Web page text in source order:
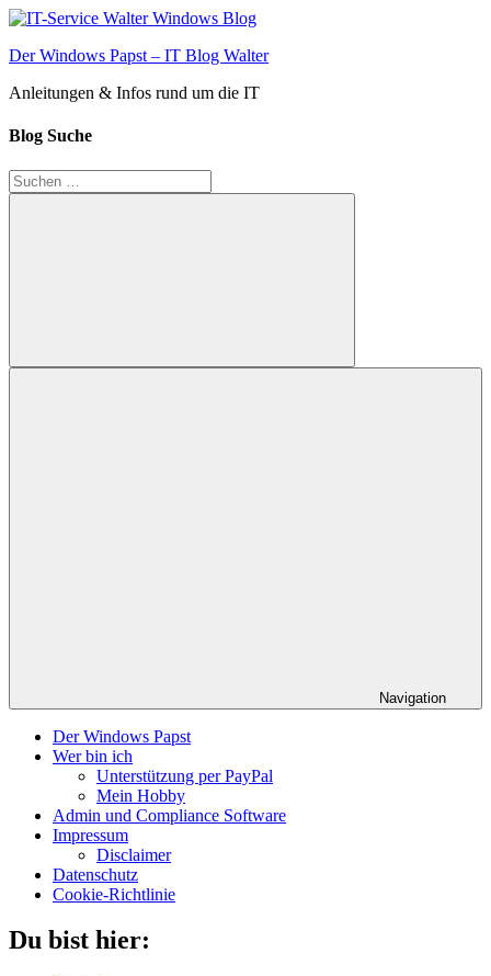
Zum
springen
Der Windows Papst – IT Blog Walter
Anleitungen & Infos rund um die IT
Blog Suche
Suchen
nach:
Suchen
Navigation
Der Windows Papst
Wer bin ich
Unterstützung per PayPal
Mein Hobby
Admin und Compliance Software
Impressum
Disclaimer
Datenschutz
Cookie-Richtlinie
Du bist hier: